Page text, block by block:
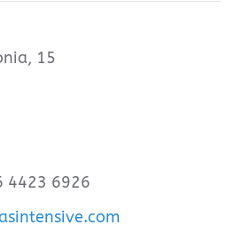
15
4423 6926